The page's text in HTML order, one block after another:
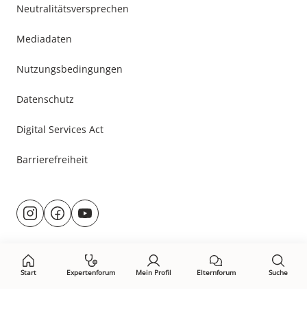
Start Expertenforum Mein Profil Elternforum Suche
Neutralitätsversprechen
Mediadaten
Nutzungsbedingungen
Datenschutz
Digital Services Act
Barrierefreiheit
Besuche
uns@rund.ums.baby
facebook.com/rundumsbaby.de
youtube.com/@rundumsbaby_